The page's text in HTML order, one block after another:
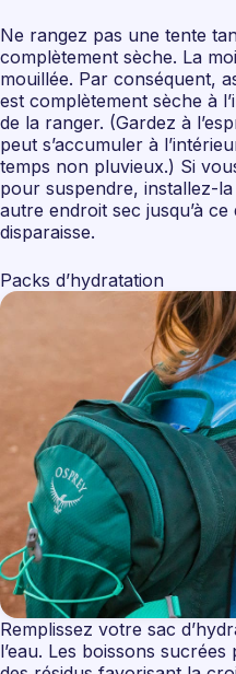
Ne rangez pas une tente
complètement sèche. La
mouillée. Par conséquent,
est complètement sèche à
de la ranger. (Gardez à
peut s’accumuler à
temps non pluvieux.) Si
pour suspendre, installez-
autre endroit sec jusqu’à
disparaisse.
Packs d’hydratation
Remplissez votre sac
l’eau. Les boissons